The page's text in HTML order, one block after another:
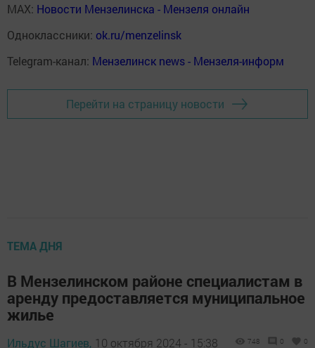
MAX: Новости Мензелинска - Мензеля онлайн
Одноклассники: ok.ru/menzelinsk
Telegram-канал: Мензелинск news - Мензеля-информ
Перейти на страницу новости
ТЕМА ДНЯ
В Мензелинском районе специалистам в
аренду предоставляется муниципальное
жилье
Ильдус Шагиев, 10 октября 2024 - 15:38 748 0 0